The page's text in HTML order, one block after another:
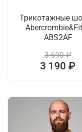
Трикотажные
ABS2AF
3 690 ₽
3 190 ₽